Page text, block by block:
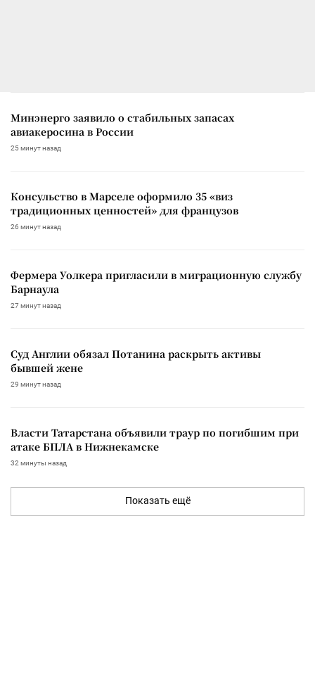
Минэнерго заявило о стабильных запасах
авиакеросина в России
25 минут назад
Консульство в Марселе оформило 35 «виз
традиционных ценностей» для французов
26 минут назад
Фермера Уолкера пригласили в миграционную службу
Барнаула
27 минут назад
Суд Англии обязал Потанина раскрыть активы
бывшей жене
29 минут назад
Власти Татарстана объявили траур по погибшим при
атаке БПЛА в Нижнекамске
32 минуты назад
Показать ещё